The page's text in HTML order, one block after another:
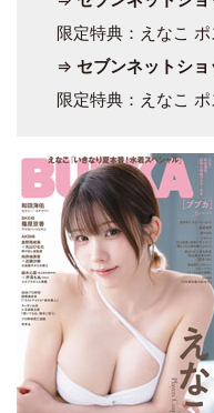
限定特典：えなこ
⇒ セブンネットシ
限定特典：えなこ